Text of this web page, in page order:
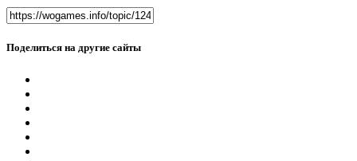
Поделиться на другие сайты